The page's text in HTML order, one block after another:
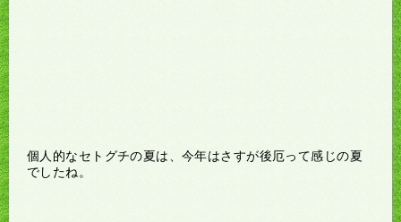
個人的なセトグチの夏は、今年はさすが後厄って感じの夏
でしたね。